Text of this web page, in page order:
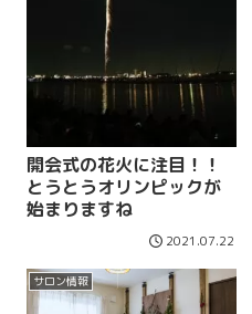
開会式の花火に注目！！
とうとうオリンピックが
始まりますね
2021.07.22
サロン情報